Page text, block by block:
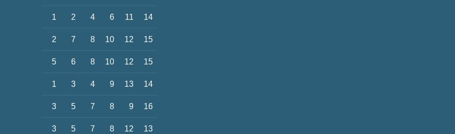
1 2 4 6 11 14
2 7 8 10 12 15
5 6 8 10 12 15
1 3 4 9 13 14
3 5 7 8 9 16
3 5 7 8 12 13